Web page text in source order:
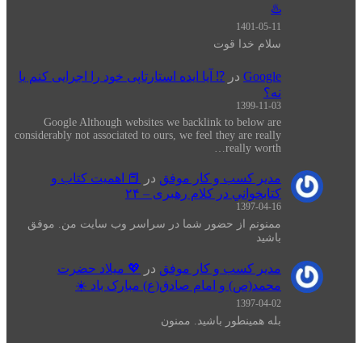
♨️
1401-05-11
سلام خدا قوت
Google در ⁉️ آیا ایده استارتاپی خود را اجرایی کنم یا
نه؟
1399-11-03
Google Although websites we backlink to below are
considerably not associated to ours, we feel they are really
really worth…
مدیر کسب و کار موفق در
📕 اهميت كتاب و
كتابخواني در كلام رهبری – ۲۴
1397-04-16
ممنونم از حضور شما در سراسر وب سایت من. موفق
باشید
مدیر کسب و کار موفق در
💖 میلاد حضرت
محمد(ص) و امام صادق(ع) مبارک باد ☀️
1397-04-02
بله همینطور باشید. ممنون